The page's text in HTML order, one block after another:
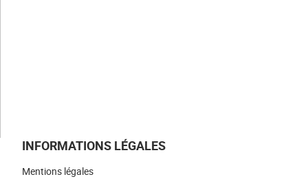
INFORMATIONS LÉGALES
Mentions légales